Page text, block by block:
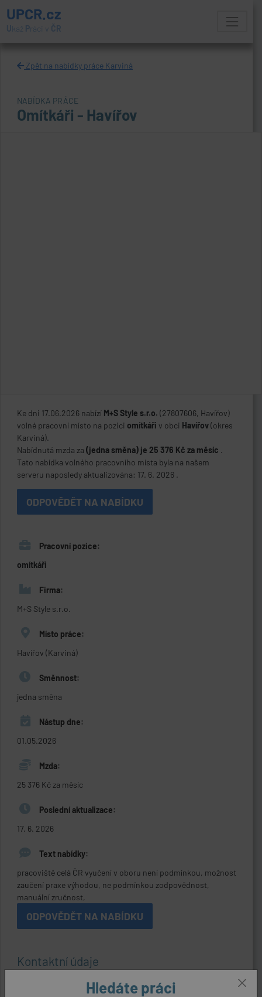
UPCR.cz
U kaž Práci v ČR
Zpět na nabídky práce Karviná
NABÍDKA PRÁCE
Omítkáři - Havířov
Ke dni 17.06.2026 nabízí M+S Style s.r.o. (27807606, Havířov)
volné pracovní místo na pozici omítkáři v obci Havířov(okres
Karviná).
Nabídnutá mzda za (jedna směna) je 25 376 Kč za měsíc .
Tato nabídka volného pracovního místa byla na našem
serveru naposledy aktualizována: 17. 6. 2026 .
ODPOVĚDĚT NA NABÍDKU
Pracovní pozice:
omítkáři
Firma:
M+S Style s.r.o.
Místo práce:
Havířov (Karviná)
Směnnost:
jedna směna
Nástup dne:
01.05.2026
Mzda:
25 376 Kč za měsíc
Poslední aktualizace:
17. 6. 2026
Text nabídky:
pracoviště celá ČR vyučení v oboru není podmínkou, možnost
zaučení praxe výhodou, ne podmínkou zodpovědnost,
manuální zručnost,
ODPOVĚDĚT NA NABÍDKU
Kontaktní údaje
Hledáte práci